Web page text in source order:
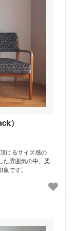
）
けるサイズ感の
た雰囲気の中、柔
です。